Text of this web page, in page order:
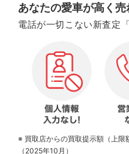
あなたの愛車が高く売
電話が一切こない新査定
※ 買取店からの買取提示額（上限
（2025年10月）